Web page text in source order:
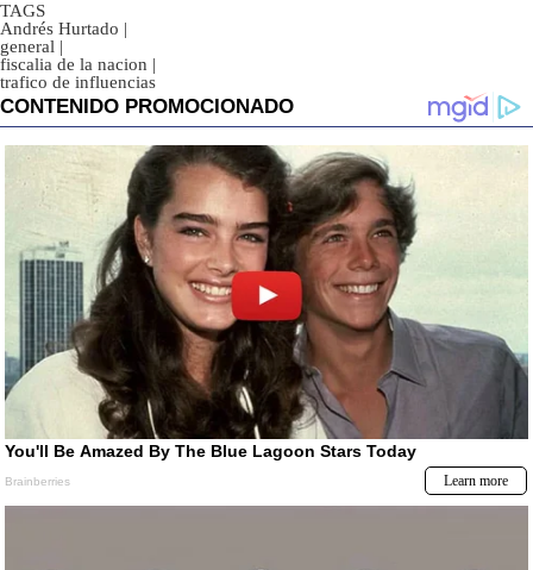
TAGS
Andrés Hurtado |
general |
fiscalia de la nacion |
trafico de influencias